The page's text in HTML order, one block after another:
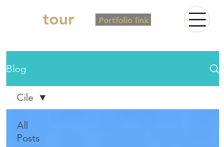
tour Portfolio link
Blog
All
Posts
Cile